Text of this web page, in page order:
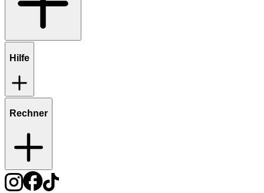
Hilfe
Rechner